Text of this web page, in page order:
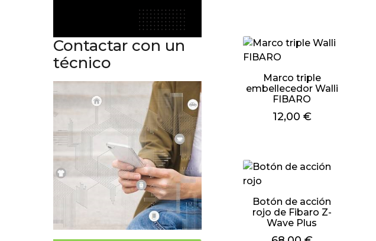
Contactar con un
técnico
Marco triple
embellecedor Walli
FIBARO
Precio
12,00 €
Botón de acción
rojo de Fibaro Z-
Wave Plus